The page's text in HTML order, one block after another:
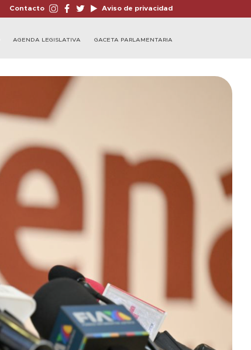
Contacto Aviso de privacidad
AGENDA LEGISLATIVA GACETA PARLAMENTARIA